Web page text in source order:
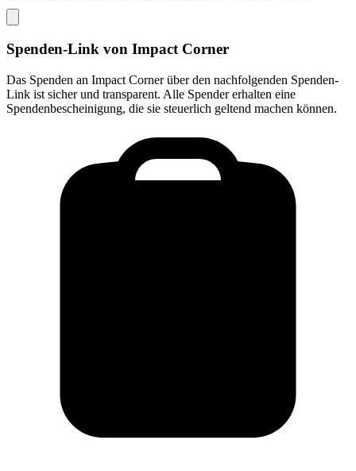
Spenden-Link von Impact Corner
Das Spenden an Impact Cornerüber den nachfolgenden Spenden-
Link ist sicher und transparent. Alle Spender erhalten eine
Spendenbescheinigung, die sie steuerlich geltend machen können.